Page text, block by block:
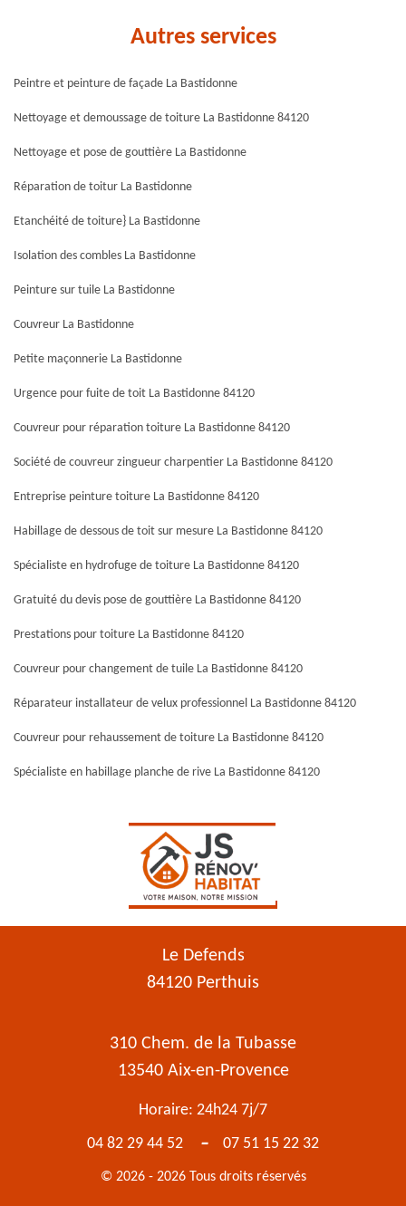
Autres services
Peintre et peinture de façade La Bastidonne
Nettoyage et demoussage de toiture La Bastidonne 84120
Nettoyage et pose de gouttière La Bastidonne
Réparation de toitur La Bastidonne
Etanchéité de toiture} La Bastidonne
Isolation des combles La Bastidonne
Peinture sur tuile La Bastidonne
Couvreur La Bastidonne
Petite maçonnerie La Bastidonne
Urgence pour fuite de toit La Bastidonne 84120
Couvreur pour réparation toiture La Bastidonne 84120
Société de couvreur zingueur charpentier La Bastidonne 84120
Entreprise peinture toiture La Bastidonne 84120
Habillage de dessous de toit sur mesure La Bastidonne 84120
Spécialiste en hydrofuge de toiture La Bastidonne 84120
Gratuité du devis pose de gouttière La Bastidonne 84120
Prestations pour toiture La Bastidonne 84120
Couvreur pour changement de tuile La Bastidonne 84120
Réparateur installateur de velux professionnel La Bastidonne 84120
Couvreur pour rehaussement de toiture La Bastidonne 84120
Spécialiste en habillage planche de rive La Bastidonne 84120
Le Defends
84120 Perthuis
310 Chem. de la Tubasse
13540 Aix-en-Provence
Horaire: 24h24 7j/7
04 82 29 44 52
- 07 51 15 22 32
© 2026 - 2026 Tous droits réservés